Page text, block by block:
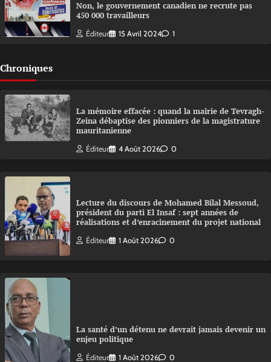
Non, le gouvernement canadien ne recrute pas
450 000 travailleurs
Éditeur 15 Avril 2024 1
Chroniques
La mémoire effacée : quand la mairie de Tevragh-
Zeina débaptise des pionniers de la magistrature
mauritanienne
Éditeur 4 Août 2026 0
Lecture du discours de Mohamed Bilal Messoud,
président du parti El Insaf : sept années de
réalisations et d’enracinement du projet national
Éditeur 1 Août 2026 0
La santé d’un détenu ne devrait jamais devenir un
enjeu politique
Éditeur 1 Août 2026 0